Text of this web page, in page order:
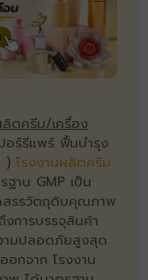
ลิตครีม/เครื่อง
ปอร์รีแพร์ ฟื้นบำรุง
) โรงงานผลิตครีม
ฐาน GMP เป็น
สรรวัตถุดิบคุณภาพ
การบรรจุสินค้า
ามปลอดภัยสูงสุด
กจาก โรงงาน